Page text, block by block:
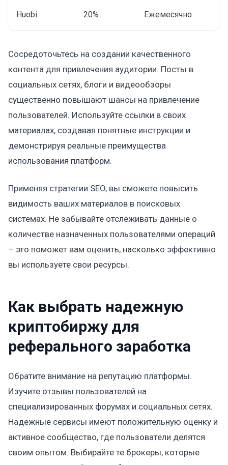
Huobi 20% Ежемесячно
Сосредоточьтесь на создании качественного
контента для привлечения аудитории. Посты в
социальных сетях, блоги и видеообзоры
существенно повышают шансы на привлечение
пользователей. Используйте ссылки в своих
материалах, создавая понятные инструкции и
демонстрируя реальные преимущества
использования платформ.
Применяя стратегии SEO, вы сможете повысить
видимость ваших материалов в поисковых
системах. Не забывайте отслеживать данные о
количестве назначенных пользователями операций
– это поможет вам оценить, насколько эффективно
вы используете свои ресурсы.
Как выбрать надежную
криптобиржу для
реферального заработка
Обратите внимание на репутацию платформы.
Изучите отзывы пользователей на
специализированных форумах и социальных сетях.
Надежные сервисы имеют положительную оценку и
активное сообщество, где пользователи делятся
своим опытом. Выбирайте те брокеры, которые